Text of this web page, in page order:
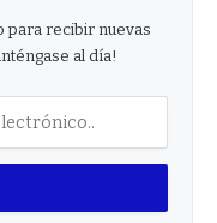
para recibir nuevas
al día!